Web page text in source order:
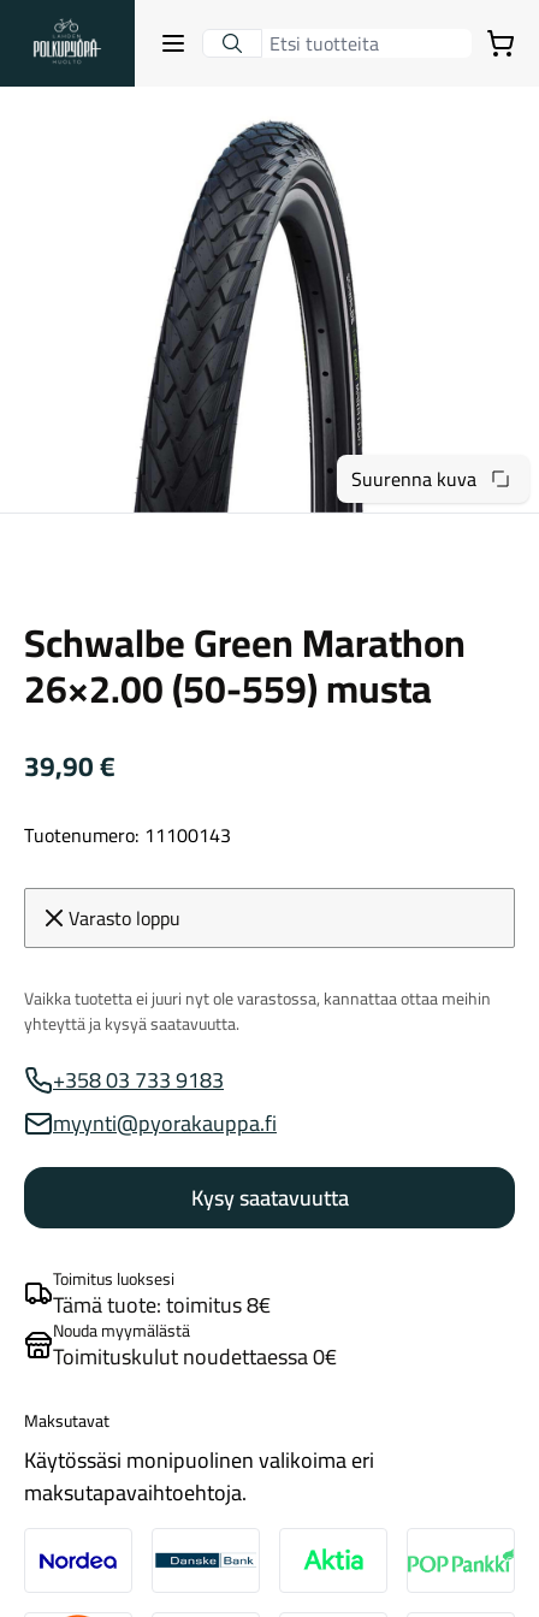
Lahden Polkupyörähuolto - etusivulle
Avaa sulje valikko
Suositut osastot
Gravel-pyörät
Maastosähköpyörät
Kaupunkisähköpyörät
Tarvikkeet
Renkaat
Ostoskori
Suurenna kuva
Schwalbe Green Marathon
26×2.00 (50-559) musta
39,90€
Tuotenumero: 11100143
Varasto loppu
Vaikka tuotetta ei juuri nyt ole varastossa, kannattaa ottaa meihin
yhteyttä ja kysyä saatavuutta.
Myynnin puhelinnumero
+358 03 733 9183
Myynnin sähköposti
myynti@pyorakauppa.fi
Kysy saatavuutta
Toimitus luoksesi
Tämä tuote: toimitus 8€
Nouda myymälästä
Toimituskulut noudettaessa 0€
Maksutavat
Käytössäsi monipuolinen valikoima eri
maksutapavaihtoehtoja.
Nordea Danske Aktia Pop-